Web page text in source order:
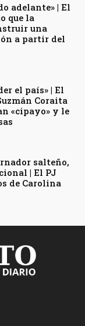
adelante» | El
que la
una
a partir del
el país» | El
Coraita
«cipayo» y le
salteño,
| El PJ
de Carolina